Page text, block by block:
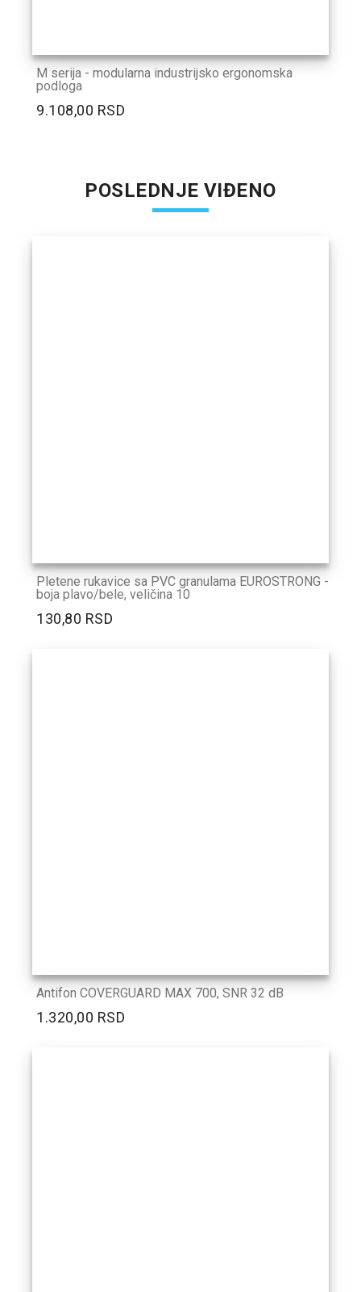
M serija - modularna industrijsko ergonomska
podloga
9.108,00 RSD
POSLEDNJE VIĐENO
Pletene rukavice sa PVC granulama EUROSTRONG -
boja plavo/bele, veličina 10
130,80 RSD
Antifon COVERGUARD MAX 700, SNR 32 dB
1.320,00 RSD